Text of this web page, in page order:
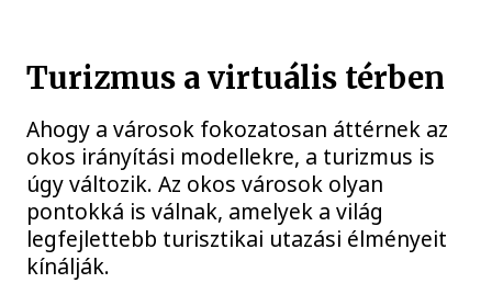
Turizmus a virtuális térben
Ahogy a városok fokozatosan áttérnek az
okos irányítási modellekre, a turizmus is
úgy változik. Az okos városok olyan
pontokká is válnak, amelyek a világ
legfejlettebb turisztikai utazási élményeit
kínálják.